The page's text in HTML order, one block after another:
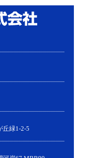
緑1-2-5